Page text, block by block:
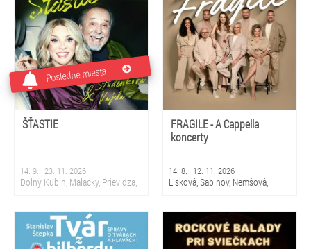
Posledné miesta
ŠŤASTIE
14. 9.–23. 11. 2026
Dolný Kubín, Malacky, Prievidza,
Dubnica, Partizánske, Topoľčany,
Bratislava
FRAGILE - A Cappella
koncerty
14. 8.–12. 11. 2026
Lisková, Sabinov, Nemšová,
Čadca, Bratislava 5 - Petržalka,
Stropkov, Prievidza